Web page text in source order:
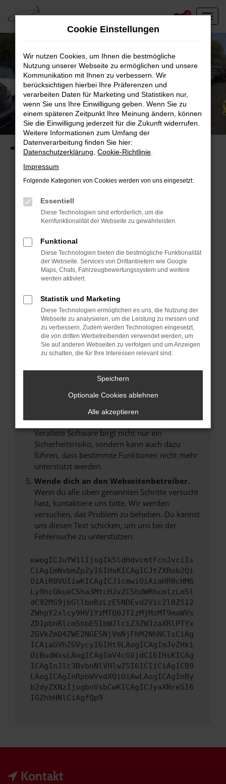
Zum
Hauptinhalt
springen
0
Unser Fahrzeugbestand vor Ort
Entdecken Sie unsere sofort verfügbaren
Fahrzeugangebote
Fehler: Network Error
Beim Laden ist ein Fehler aufgetreten.
Hier sind ein paar Tipps, die dir helfen können:
Überprüfe deine Firewall und deine
Internetverbindung.
Laden andere Webseiten, zum Beispiel deine
Suchmaschine?
Manche Erweiterungen, wie Werbeblocker,
können das Laden bestimmter Seiten
verhindern. Funktioniert die Seite in einem
anderen Browser oder in einem privaten
Fenster?
Das kann manchmal helfen, vorübergehende
Probleme zu beheben.
Stelle sicher, dass dein Browser und dein
Betriebssystem auf dem neuesten Stand
sind.
Veraltete Software birgt nicht nur ein
Sicherheitsrisiko, sondern kann auch dazu
führen, dass bestimmte Funktionen nicht mehr
unterstützt werden.
Wende dich an den Webseitenbetreiber.
Wenn du alle oben genannten Schritte versucht
hast, kontaktiere uns bitte. Wir werden
versuchen, das Problem zu beheben. Du kannst
uns diesen Text schicken, um uns bei der
Fehlersuche zu unterstützen:
ewogICJuYW1lIjogIk5ldHdvcmtFcnJvciIs
CiAgImNvbmZpZyI6IHsKICAgICJtZXRob2Qi
OiAiR0VUIiwKICAgICJ1cmwiOiAiaHR0cHM6
Ly9hcGkueC5ha3MtcHJvZC5hdWRhcmlzLm5l
dC92MS9jbGllbnRzLzE5NDEvd2Vic2l0ZS12
ZWhpY2xlcy9HV1YzMTQ0JTIzMjMzMT9maWVs
ZD1pbnRlcm5hbE51bWJlciZ3ZWJzaXRlPTYx
ZGVkZmQ4ZWE2NGE5NjVmNjFhM2NhNCIsCiAg
ICAiaGVhZGVycyI6IHt9LAogICAgImJvZHki
OiBudWxsLAogICAgImV4cGVjdCI6IHsKICAg
ICAgInJlc3BvbnNlVHlwZSI6ICIiCiAgICB9
LAogICAgInRpbWVvdXQiOiAwLAogICAgInBy
b2dyZXNzIjogbnVsbCwKICAgICJyaXNreSI6
IGZhbHNlCiAgfQp9
Kontakt
Cookie Einstellungen
Wir nutzen Cookies, um Ihnen die bestmögliche
Nutzung unserer Webseite zu ermöglichen und unsere
Kommunikation mit Ihnen zu verbessern. Wir
berücksichtigen hierbei Ihre Präferenzen und
verarbeiten Daten für Marketing und Statistiken nur,
wenn Sie uns Ihre Einwilligung geben. Wenn Sie zu
einem späteren Zeitpunkt Ihre Meinung ändern, können
Sie die Einwilligung jederzeit für die Zukunft widerrufen.
Weitere Informationen zum Umfang der
Datenverarbeitung finden Sie hier:
Datenschutzerklärung Cookie-Richtlinie
Impressum
Folgende Kategorien von Cookies werden von uns eingesetzt:
Essentiell
Diese Technologien sind erforderlich, um die
Kernfunktionalität der Webseite zu gewährleisten.
Funktional
Diese Technologien bieten die bestmögliche Funktionalität
der Webseite. Services von Drittanbietern wie Google
Maps, Chats, Fahrzeugbewertungssystem und weitere
werden aktiviert.
Statistik und Marketing
Diese Technologien ermöglichen es uns, die Nutzung der
Webseite zu analysieren, um die Leistung zu messen und
zu verbessern. Zudem werden Technologien eingesetzt,
die von dritten Werbetreibenden verwendet werden, um
Sie auf anderen Webseiten zu verfolgen und um Anzeigen
zu schalten, die für Ihre Interessen relevant sind.
Speichern
Optionale Cookies ablehnen
Alle akzeptieren